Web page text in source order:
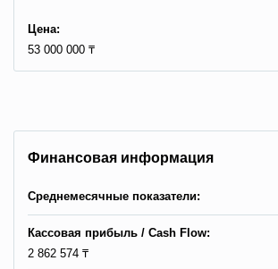
Цена:
53 000 000 ₸
Финансовая информация
Среднемесячные показатели:
Кассовая прибыль / Сash Flow:
2 862 574 ₸